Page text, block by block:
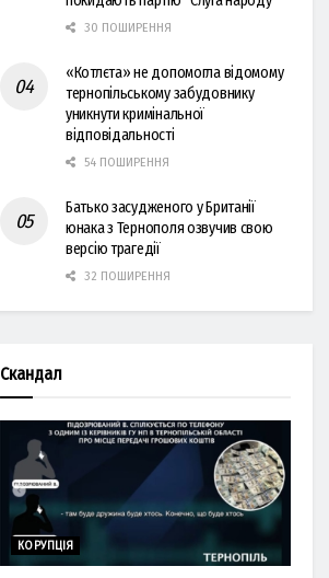
30 ПОШИРЕННЯ
«Котлєта» не допомогла відомому
тернопільському забудовнику
уникнути кримінальної
відповідальності
54 ПОШИРЕННЯ
Батько засудженого у Британії
юнака з Тернополя озвучив свою
версію трагедії
32 ПОШИРЕННЯ
Скандал
КОРУПЦІЯ